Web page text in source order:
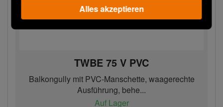
Alles akzeptieren
TWBE 75 V PVC
Balkongully mit PVC-Manschette, waagerechte
Ausführung, behe...
Auf Lager